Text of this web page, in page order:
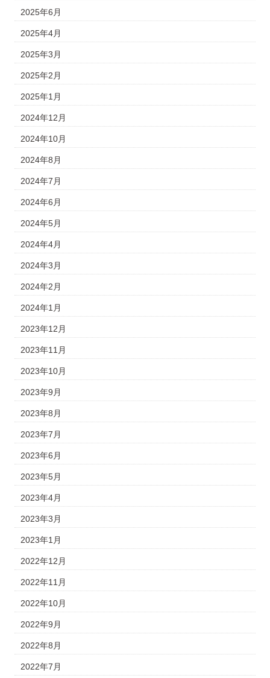
2025年6月
2025年4月
2025年3月
2025年2月
2025年1月
2024年12月
2024年10月
2024年8月
2024年7月
2024年6月
2024年5月
2024年4月
2024年3月
2024年2月
2024年1月
2023年12月
2023年11月
2023年10月
2023年9月
2023年8月
2023年7月
2023年6月
2023年5月
2023年4月
2023年3月
2023年1月
2022年12月
2022年11月
2022年10月
2022年9月
2022年8月
2022年7月